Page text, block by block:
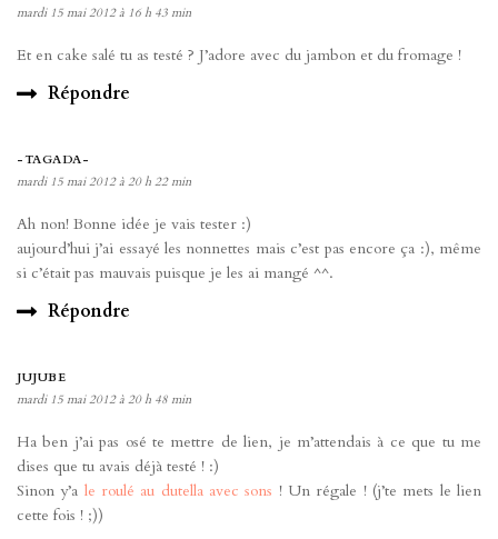
mardi 15 mai 2012 à 16 h 43 min
Et en cake salé tu as testé ? J’adore avec du jambon et du fromage !
Répondre
-TAGADA-
mardi 15 mai 2012 à 20 h 22 min
Ah non! Bonne idée je vais tester :)
aujourd’hui j’ai essayé les nonnettes mais c’est pas encore ça :), même
si c’était pas mauvais puisque je les ai mangé ^^.
Répondre
JUJUBE
mardi 15 mai 2012 à 20 h 48 min
Ha ben j’ai pas osé te mettre de lien, je m’attendais à ce que tu me
dises que tu avais déjà testé ! :)
Sinon y’a le roulé au dutella avec sons ! Un régale ! (j’te mets le lien
cette fois ! ;))